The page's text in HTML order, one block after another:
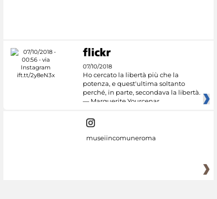
07/10/2018
Ho cercato la libertà più che la
potenza, e quest'ultima soltanto
perché, in parte, secondava la libertà.
— Marguerite Yourcenar
museiincomuneroma